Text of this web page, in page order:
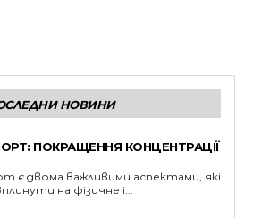
НОВИНИ
ПОКРАЩЕННЯ КОНЦЕНТРАЦІЇ
є двома важливими аспектами, які
на фізичне і...